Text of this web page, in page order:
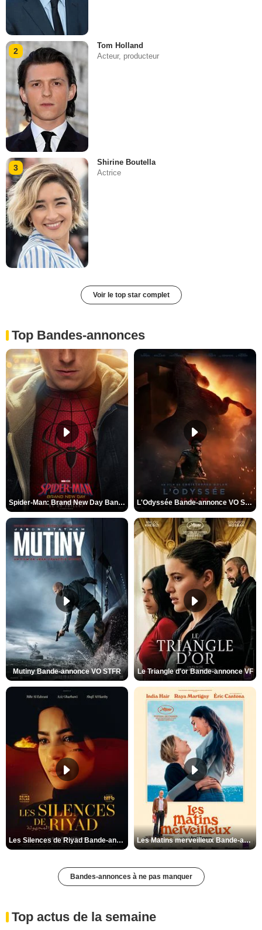
2
Tom Holland
Acteur, producteur
3
Shirine Boutella
Actrice
Voir le top star complet
Top Bandes-annonces
Spider-Man: Brand New Day Bande-annonce VO STFR L'Odyssée Bande-annonce VO STFR
Mutiny Bande-annonce VO STFR Le Triangle d'or Bande-annonce VF
Les Silences de Riyad Bande-annonce VO STFR Les Matins merveilleux Bande-annonce VF
Bandes-annonces à ne pas manquer
Top actus de la semaine